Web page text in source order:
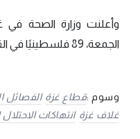
وأعلنت وزارة الصحة
الجمعة، 89 فلسطينيًا في القطاع.
وسوم :قطاع غزة الفصائل
غلاف غزة انتهاكات الاحتلال